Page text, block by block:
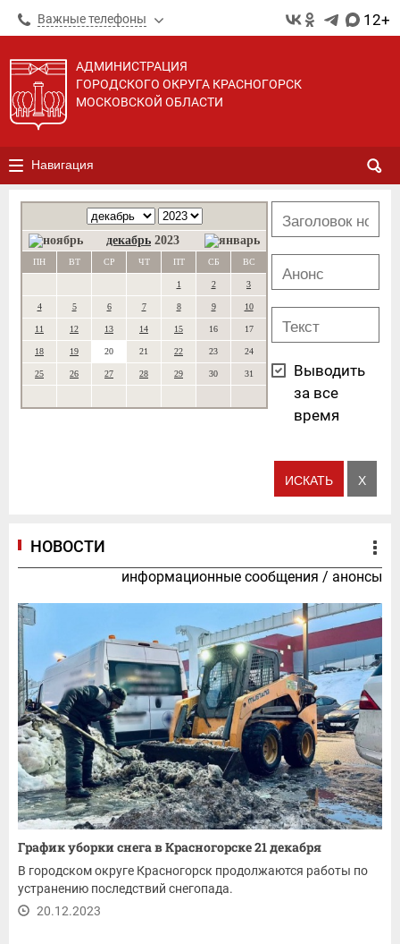
Важные телефоны 12+
АДМИНИСТРАЦИЯ
ГОРОДСКОГО ОКРУГА КРАСНОГОРСК
МОСКОВСКОЙ ОБЛАСТИ
Навигация
декабрь 2023
ПН ВТ СР ЧТ ПТ СБ ВС
1 2 3
4 5 6 7 8 9 10
11 12 13 14 15 16 17
18 19 20 21 22 23 24
25 26 27 28 29 30 31
Выводить
за все
время
НОВОСТИ
информационные сообщения / анонсы
График уборки снега в Красногорске 21 декабря
В городском округе Красногорск продолжаются работы по
устранению последствий снегопада.
20.12.2023